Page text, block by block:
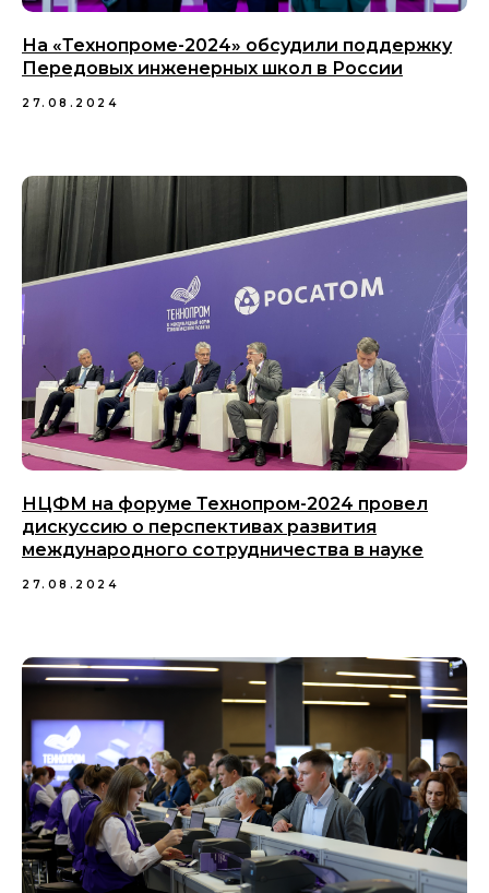
На «Технопроме-2024» обсудили поддержку
Передовых инженерных школ в России
27.08.2024
НЦФМ на форуме Технопром-2024 провел
дискуссию о перспективах развития
международного сотрудничества в науке
27.08.2024